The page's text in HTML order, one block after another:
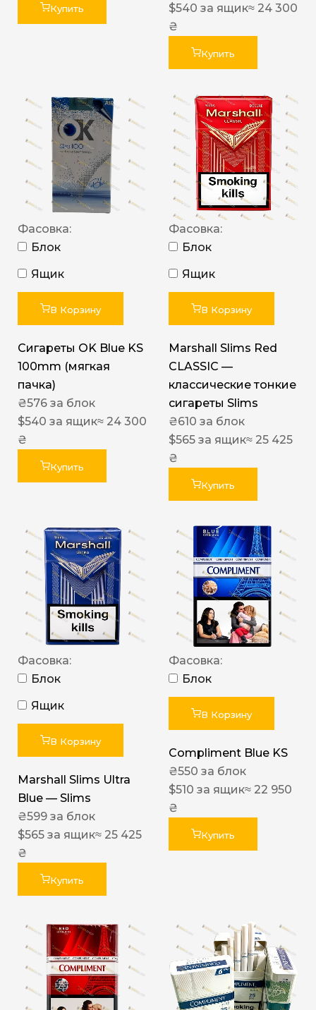
Купить
$540 за ящик≈ 24 300
₴
Купить
Фасовка:
Блок
Ящик
В Корзину
Сигареты OK Blue KS
100mm (мягкая
пачка)
₴576 за блок
$540 за ящик≈ 24 300
₴
Купить
Фасовка:
Блок
Ящик
В Корзину
Marshall Slims Red
CLASSIC —
классические тонкие
сигареты Slims
₴610 за блок
$565 за ящик≈ 25 425
₴
Купить
Фасовка:
Блок
Ящик
В Корзину
Marshall Slims Ultra
Blue — Slims
₴599 за блок
$565 за ящик≈ 25 425
₴
Купить
Фасовка:
Блок
В Корзину
Compliment Blue KS
₴550 за блок
$510 за ящик≈ 22 950
₴
Купить